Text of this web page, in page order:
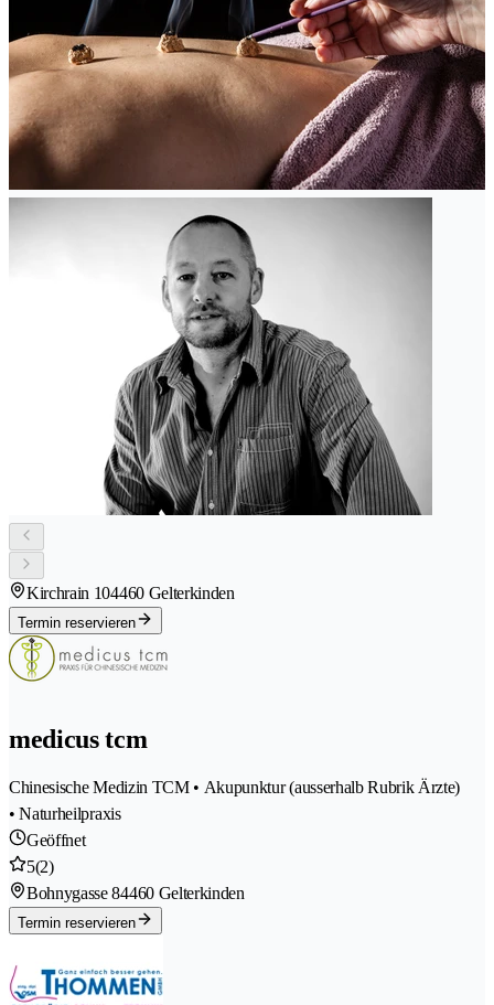
Kirchrain 104460 Gelterkinden
Termin reservieren
medicus tcm
Chinesische Medizin TCM • Akupunktur (ausserhalb Rubrik Ärzte)
• Naturheilpraxis
Geöffnet
5(2)
Bohnygasse 84460 Gelterkinden
Termin reservieren